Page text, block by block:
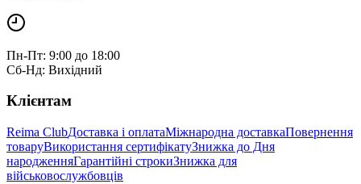
Пн-Пт: 9:00 до 18:00
Сб-Нд: Вихідний
Клієнтам
Reima ClubДоставка і оплатаМіжнародна доставкаПовернення
товаруВикористання сертифікатуЗнижка до Дня
народженняГарантійні строкиЗнижка для
військовослужбовців